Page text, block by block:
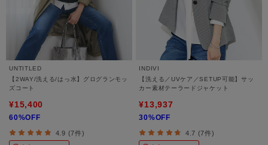
UNTITLED
【2WAY/洗える/はっ水】グログランモッ
ズコート
¥15,400
60%OFF
4.9 (7件)
INDIVI
【洗える／UVケア／SETUP可能】サッ
カー素材テーラードジャケット
¥13,937
30%OFF
4.7 (7件)